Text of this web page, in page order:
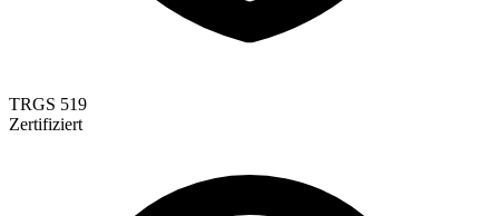
TRGS 519
Zertifiziert